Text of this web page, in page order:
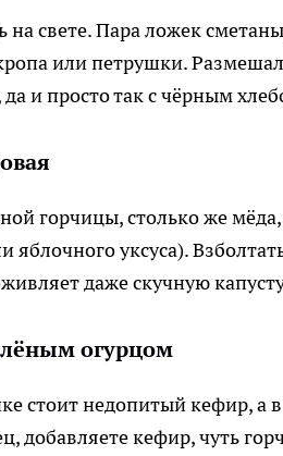
свете. Пара ложек
или петрушки.
и просто так с чёрным
горчицы, столько же
яблочного уксуса).
даже скучную
огурцом
стоит недопитый кефир, а
добавляете кефир, чуть